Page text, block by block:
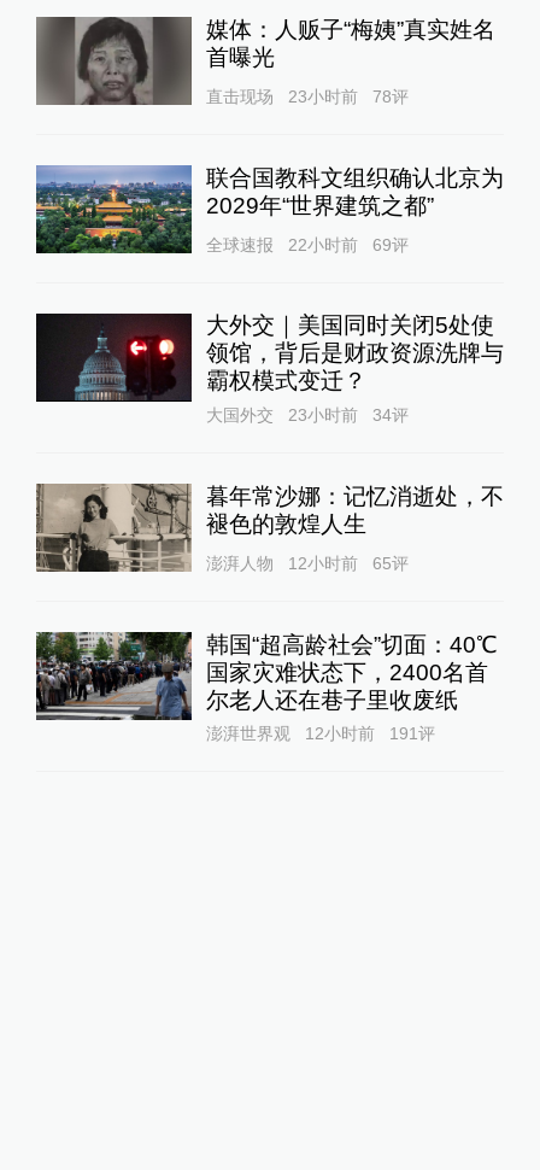
媒体：人贩子“梅姨”真实姓名
首曝光
直击现场 23小时前 78评
联合国教科文组织确认北京为
2029年“世界建筑之都”
全球速报 22小时前 69评
大外交｜美国同时关闭5处使
领馆，背后是财政资源洗牌与
霸权模式变迁？
大国外交 23小时前 34评
暮年常沙娜：记忆消逝处，不
褪色的敦煌人生
澎湃人物 12小时前 65评
韩国“超高龄社会”切面：40℃
国家灾难状态下，2400名首
尔老人还在巷子里收废纸
澎湃世界观 12小时前 191评